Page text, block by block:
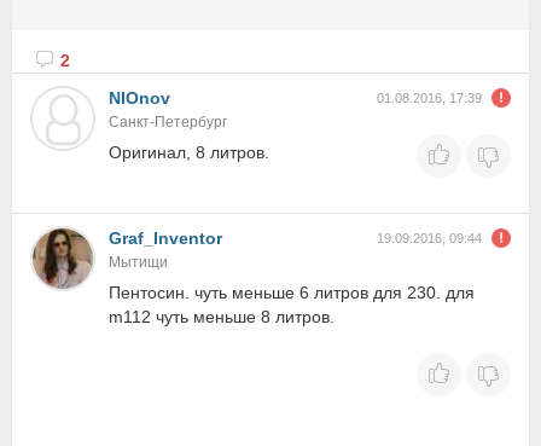
2
NIOnov
01.08.2016, 17:39
Санкт-Петербург
Оригинал, 8 литров.
Graf_Inventor 19.09.2016, 09:44
Мытищи
Пентосин. чуть меньше 6 литров для 230. для
m112 чуть меньше 8 литров.